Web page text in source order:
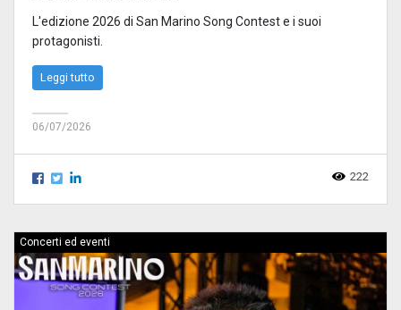
L'edizione 2026 di San Marino Song Contest e i suoi
protagonisti.
Leggi tutto
06/07/2026
222
Concerti ed eventi